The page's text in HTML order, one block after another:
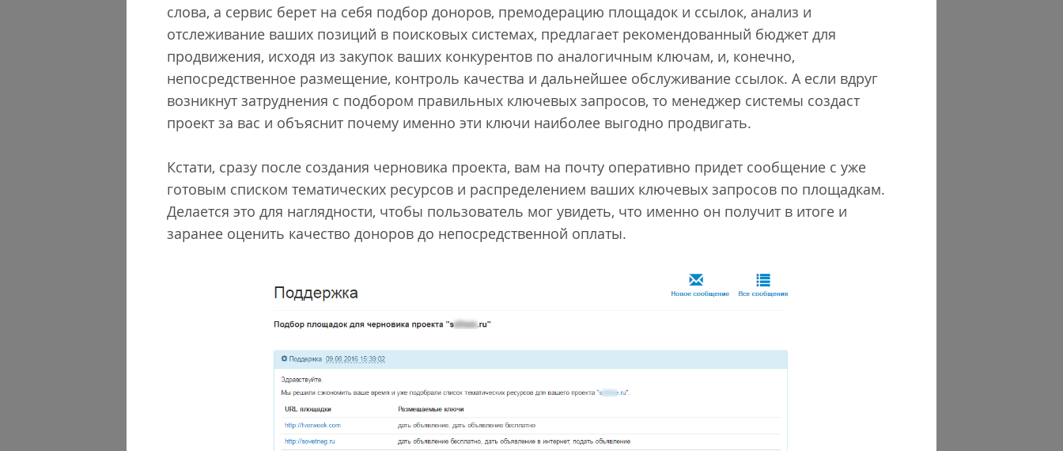
слова, а сервис берет на себя подбор доноров, премодерацию площадок и ссылок, анализ и
отслеживание ваших позиций в поисковых системах, предлагает рекомендованный бюджет для
продвижения, исходя из закупок ваших конкурентов по аналогичным ключам, и, конечно,
непосредственное размещение, контроль качества и дальнейшее обслуживание ссылок. А если вдруг
возникнут затруднения с подбором правильных ключевых запросов, то менеджер системы создаст
проект за вас и объяснит почему именно эти ключи наиболее выгодно продвигать.
Кстати, сразу после создания черновика проекта, вам на почту оперативно придет сообщение с уже
готовым списком тематических ресурсов и распределением ваших ключевых запросов по площадкам.
Делается это для наглядности, чтобы пользователь мог увидеть, что именно он получит в итоге и
заранее оценить качество доноров до непосредственной оплаты.